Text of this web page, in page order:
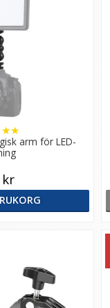
arm för LED-
★★
kr